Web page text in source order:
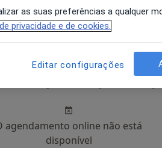
Amanhã Ter,
agendamento online não está
disponível
as suas preferências a qualquer
privacidade e de cookies.
Editar configurações